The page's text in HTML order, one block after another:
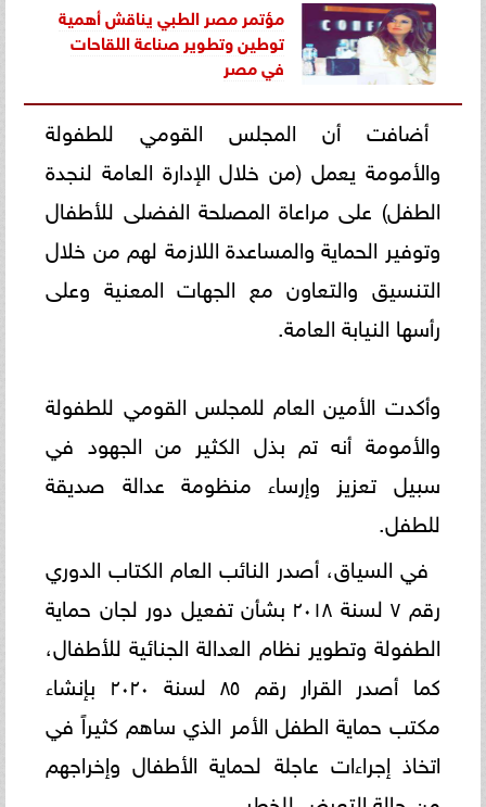
مؤتمر مصر الطبي يناقش أهمية
توطين وتطوير صناعة اللقاحات
في مصر
أضافت أن المجلس القومي للطفولة
والأمومة يعمل (من خلال الإدارة العامة لنجدة
الطفل) على مراعاة المصلحة الفضلى للأطفال
وتوفير الحماية والمساعدة اللازمة لهم من خلال
التنسيق والتعاون مع الجهات المعنية وعلى
رأسها النيابة العامة.
وأكدت الأمين العام للمجلس القومي للطفولة
والأمومة أنه تم بذل الكثير من الجهود في
سبيل تعزيز وإرساء منظومة عدالة صديقة
للطفل.
في السياق، أصدر النائب العام الكتاب الدوري
رقم ٧ لسنة ٢٠١٨ بشأن تفعيل دور لجان حماية
الطفولة وتطوير نظام العدالة الجنائية للأطفال،
كما أصدر القرار رقم ٨٥ لسنة ٢٠٢٠ بإنشاء
مكتب حماية الطفل الأمر الذي ساهم كثيراً في
اتخاذ إجراءات عاجلة لحماية الأطفال وإخراجهم